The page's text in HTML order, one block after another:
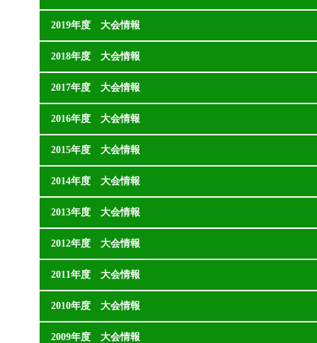
2019年度 大会情報
2018年度 大会情報
2017年度 大会情報
2016年度 大会情報
2015年度 大会情報
2014年度 大会情報
2013年度 大会情報
2012年度 大会情報
2011年度 大会情報
2010年度 大会情報
2009年度 大会情報